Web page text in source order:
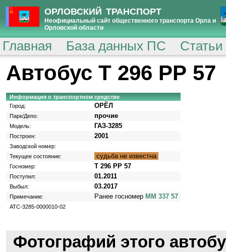
ОРЛОВСКИЙ ТРАНСПОРТ
Неофициальный сайт общественного транспорта Орла и
Орловской области
Главная База данных ПС
Автобус Т 296 РР 57
Информация о транспортном средстве
Город:
ОРЁЛ
Парк/Депо: прочие
Модель: ГАЗ-3285
Построен: 2001
Заводской номер:
Текущее состояние:
судьба не известна
Госномер: Т 296 РР 57
Поступил: 01.2011
Выбыл: 03.2017
Примечание: Ранее госномер ММ 337 57
АТС-3285-0000010-02
Фотографий этого